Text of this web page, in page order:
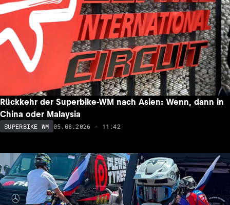
Rückkehr der Superbike-WM nach Asien: Wenn, dann in
China oder Malaysia
SUPERBIKE WM 05.08.2026 - 11:42